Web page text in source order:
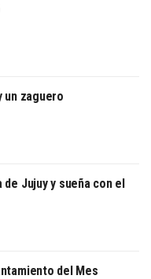
un zaguero
de Jujuy y sueña con el
del Mes